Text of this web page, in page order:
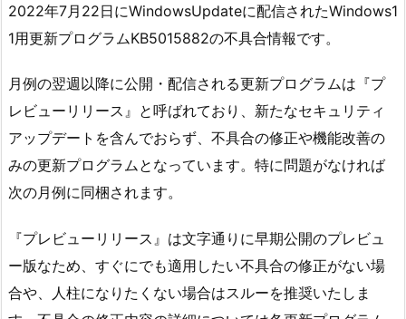
2022年7月22日にWindowsUpdateに配信されたWindows1
1用更新プログラムKB5015882の不具合情報です。
月例の翌週以降に公開・配信される更新プログラムは『プ
レビューリリース』と呼ばれており、新たなセキュリティ
アップデートを含んでおらず、不具合の修正や機能改善の
みの更新プログラムとなっています。特に問題がなければ
次の月例に同梱されます。
『プレビューリリース』は文字通りに早期公開のプレビュ
ー版なため、すぐにでも適用したい不具合の修正がない場
合や、人柱になりたくない場合はスルーを推奨いたしま